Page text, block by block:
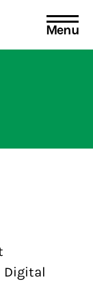
Menu
Digital